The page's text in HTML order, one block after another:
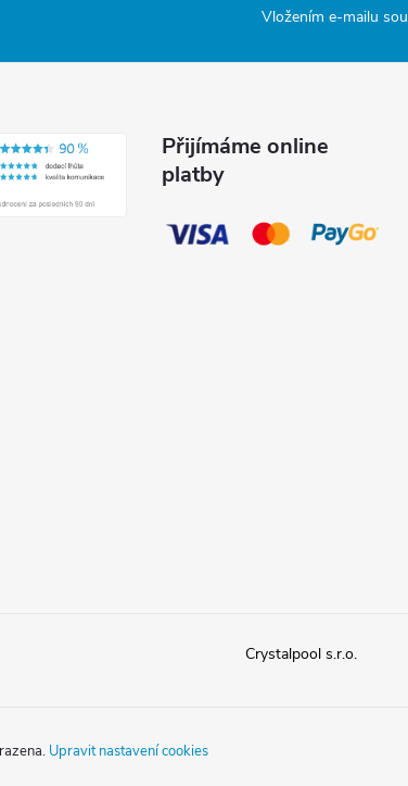
Vložením e-mailu
Přijímáme online
platby
Crystalpool s.r.o.
Upravit nastavení cookies